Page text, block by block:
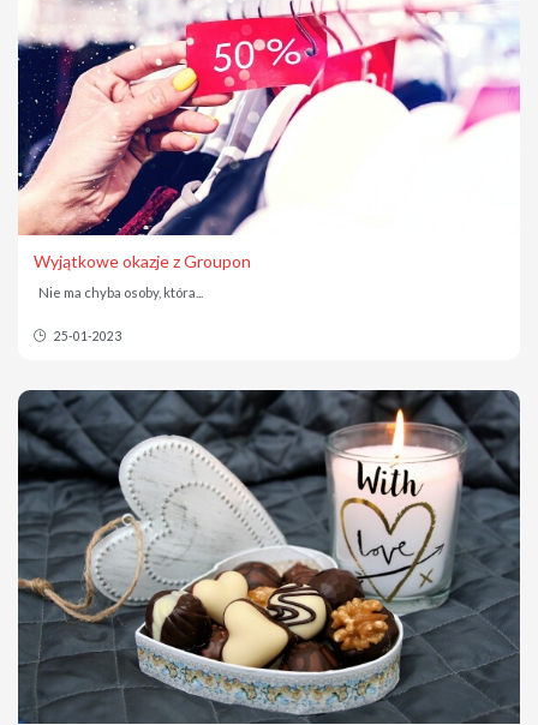
Wyjątkowe okazje z Groupon
Nie ma chyba osoby, która...
25-01-2023